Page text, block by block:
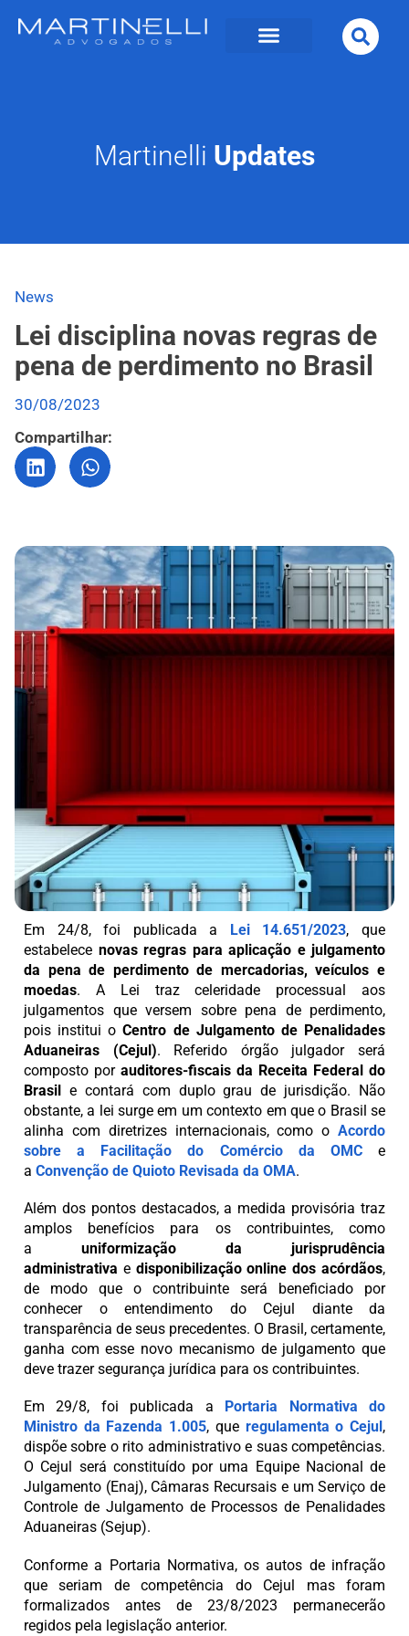
Martinelli Updates
News
Lei disciplina novas regras de
pena de perdimento no Brasil
30/08/2023
Compartilhar:
Em 24/8, foi publicada a Lei 14.651/2023, que
estabelece novas regras para aplicação e julgamento
da pena de perdimento de mercadorias, veículos e
moedas. A Lei traz celeridade processual aos
julgamentos que versem sobre pena de perdimento,
pois institui oCentro de Julgamento de Penalidades
Aduaneiras (Cejul). Referido órgão julgador será
composto por auditores-fiscais da Receita Federal do
Brasil e contará com duplo grau de jurisdição. Não
obstante, a lei surge em um contexto em que o Brasil se
alinha com diretrizes internacionais, como o Acordo
sobre a Facilitação do Comércio da OMCe
a Convenção de Quioto Revisada da OMA.
Além dos pontos destacados, a medida provisória traz
amplos benefícios para os contribuintes, como
a uniformização da jurisprudência
administrativa e disponibilização online dos acórdãos,
de modo que o contribuinte será beneficiado por
conhecer o entendimento do Cejul diante da
transparência de seus precedentes. O Brasil, certamente,
ganha com esse novo mecanismo de julgamento que
deve trazer segurança jurídica para os contribuintes.
Em 29/8, foi publicada a
Portaria Normativa do
Ministro da Fazenda 1.005, que regulamenta o Cejul ,
dispõe sobre o rito administrativo e suas competências.
O Cejul será constituído por uma Equipe Nacional de
Julgamento (Enaj), Câmaras Recursais e um Serviço de
Controle de Julgamento de Processos de Penalidades
Aduaneiras (Sejup).
Conforme a Portaria Normativa, os autos de infração
que seriam de competência do Cejul mas foram
formalizados antes de 23/8/2023 permanecerão
regidos pela legislação anterior.